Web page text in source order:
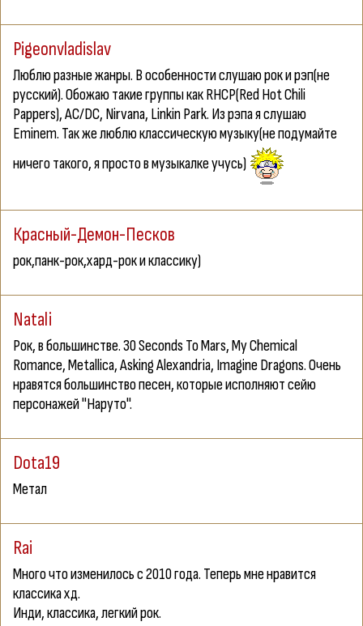
Pigeonvladislav
Люблю разные жанры. В особенности слушаю рок и рэп(не
русский). Обожаю такие группы как RHCP(Red Hot Chili
Pappers), AC/DC, Nirvana, Linkin Park. Из рэпа я слушаю
Eminem. Так же люблю классическую музыку(не подумайте
ничего такого, я просто в музыкалке учусь)
Красный-Демон-Песков
рок,панк-рок,хард-рок и классику)
Natali
Рок, в большинстве. 30 Seconds To Mars, My Chemical
Romance, Metallica, Asking Alexandria, Imagine Dragons. Очень
нравятся большинство песен, которые исполняют сейю
персонажей "Наруто".
Dota19
Метал
Rai
Много что изменилось с 2010 года. Теперь мне нравится
классика хд.
Инди, классика, легкий рок.